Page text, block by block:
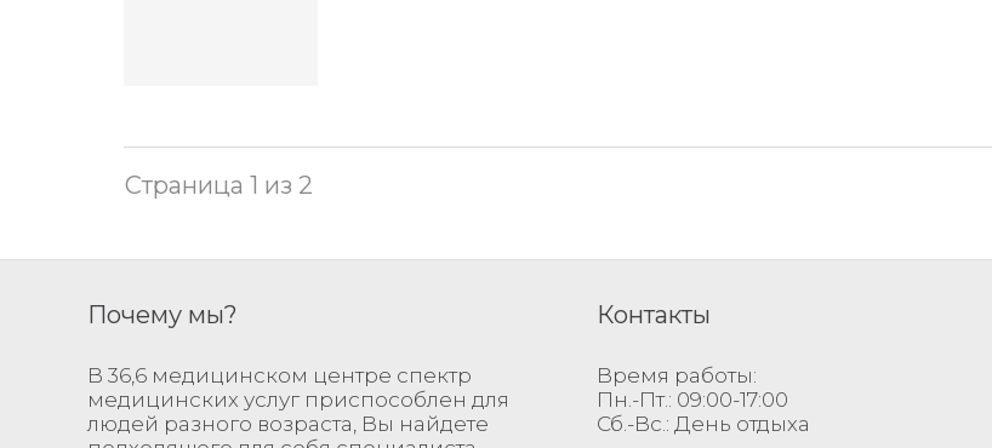
Страница 1 из 2
Почему мы?
В 36,6 медицинском центре спектр
медицинских услуг приспособлен для
людей разного возраста, Вы найдете
Контакты
Время работы:
Пн.-Пт.: 09:00-17:00
Сб.-Вс.: День отдыха